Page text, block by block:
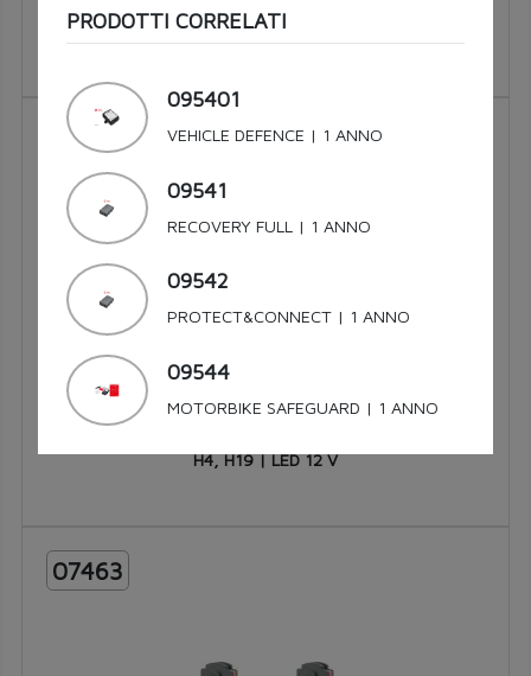
Tipo luce LED
Tipo lampada H7, H18
Tensione [V] 12
07462
H4, H19 | LED 12 V
07463
• Chiamate di emergenza.
Per visualizzare i manuali è necessario
registrarsi nell'area riservata VODAFONE
PRODOTTI CORRELATI
095401
VEHICLE DEFENCE | 1 ANNO
09541
RECOVERY FULL | 1 ANNO
09542
PROTECT&CONNECT | 1 ANNO
09544
MOTORBIKE SAFEGUARD | 1 ANNO